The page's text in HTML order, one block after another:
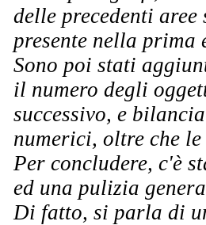
delle precedenti
presente nella prima
Sono poi stati
il numero degli
successivo, e
numerici, oltre che
Per concludere, c'è
ed una pulizia
Di fatto, si parla di